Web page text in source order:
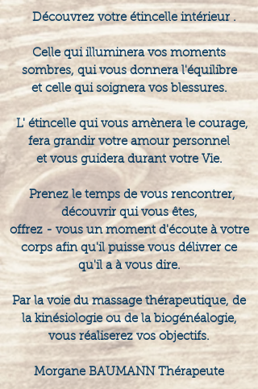
Découvrez votre étincelle intérieur .
Celle qui illuminera vos moments
sombres, qui vous donnera l'équilibre
et celle qui soignera vos blessures.
L' étincelle qui vous amènera le courage,
fera grandir votre amour personnel
et vous guidera durant votre Vie.
Prenez le temps de vous rencontrer,
découvrir qui vous êtes,
offrez - vous un moment d'écoute à votre
corps afin qu'il puisse vous délivrer ce
qu'il a à vous dire.
Par la voie du massage thérapeutique, de
la kinésiologie ou de la biogénéalogie,
vous réaliserez vos objectifs.
Morgane BAUMANN Thérapeute